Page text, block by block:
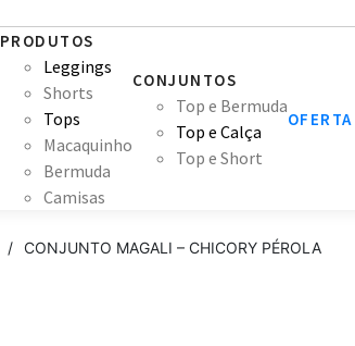
PRODUTOS
Leggings
Shorts
Tops
Macaquinho
Bermuda
Camisas
CONJUNTOS
Top e Bermuda
Top e Calça
Top e Short
OFERTA
/ CONJUNTO MAGALI – CHICORY PÉROLA